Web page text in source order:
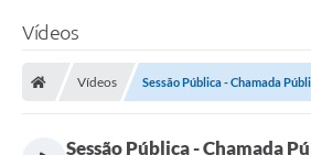
Vídeos
Vídeos Sessão Pública - Chamada
Sessão Pública - Chamada